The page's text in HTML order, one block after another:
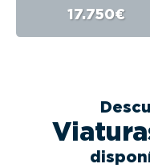
17.750€